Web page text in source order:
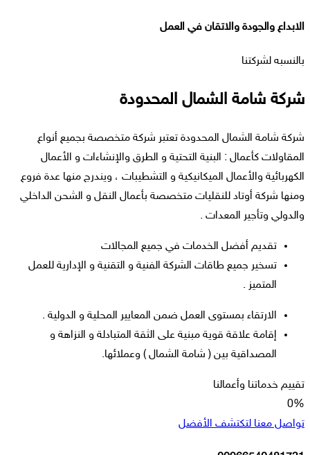
الابداع والجودة والاتقان في العمل
بالنسبه لشركتنا
شركة شامة الشمال المحدودة
شركة شامة الشمال المحدودة تعتبر شركة متخصصة بجميع أنواع
المقاولات كأعمال : البنية التحتية و الطرق والإنشاءات و الأعمال
الكهربائية والأعمال الميكانيكية و التشطيبات ، ويندرج منها عدة فروع
ومنها شركة أوتاد للنقليات متخصصة بأعمال النقل و الشحن الداخلي
والدولي وتأجير المعدات .
تقديم أفضل الخدمات في جميع المجالات
تسخير جميع طاقات الشركة الفنية و التقنية و الإدارية للعمل
المتميز .
الارتقاء بمستوى العمل ضمن المعايير المحلية و الدولية .
إقامة علاقة قوية مبنية على الثقة المتبادلة و النزاهة و
المصداقية بين ( شامة الشمال ) وعملائها.
تقييم خدماتنا وأعمالنا
0%
تواصل معنا لتكتشف الأفضل